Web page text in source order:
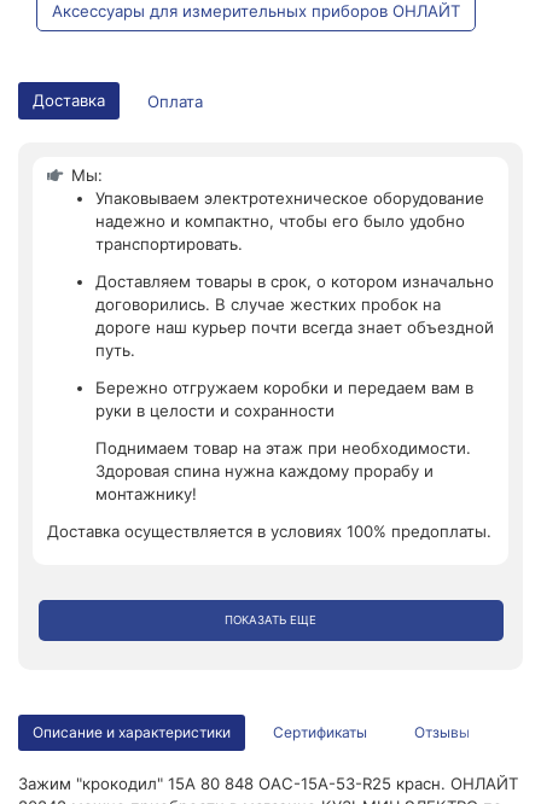
Аксессуары для измерительных приборов ОНЛАЙТ
Доставка Оплата
Мы:
Упаковываем электротехническое оборудование
надежно и компактно, чтобы его было удобно
транспортировать.
Доставляем товары в срок, о котором изначально
договорились. В случае жестких пробок на
дороге наш курьер почти всегда знает объездной
путь.
Бережно отгружаем коробки и передаем вам в
руки в целости и сохранности
Поднимаем товар на этаж при необходимости.
Здоровая спина нужна каждому прорабу и
монтажнику!
Доставка осуществляется в условиях 100% предоплаты.
ПОКАЗАТЬ ЕЩЕ
Описание и характеристики Сертификаты Отзывы
Зажим "крокодил" 15А 80 848 OAC-15A-53-R25 красн. ОНЛАЙТ